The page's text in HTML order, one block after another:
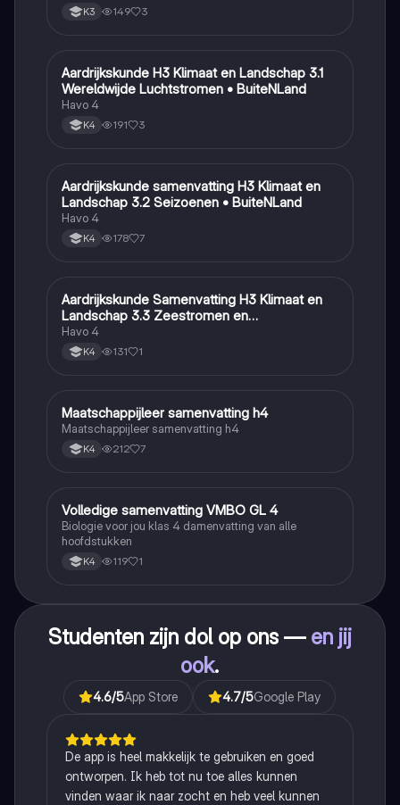
K3 149 3
Aardrijkskunde
Aardrijkskunde H3 Klimaat en Landschap 3.1
Wereldwijde Luchtstromen • BuiteNLand
Havo 4
K4 191 3
Aardrijkskunde
Aardrijkskunde samenvatting H3 Klimaat en
Landschap 3.2 Seizoenen • BuiteNLand
Havo 4
K4 178 7
Aardrijkskunde
Aardrijkskunde Samenvatting H3 Klimaat en
Landschap 3.3 Zeestromen en
Klimaatgebieden • BuiteNLand
Havo 4
K4 131 1
Maatschappijleer
Maatschappijleer samenvatting h4
Maatschappijleer samenvatting h4
K4 212 7
Biologie
Volledige samenvatting VMBO GL 4
Biologie voor jou klas 4 damenvatting van alle
hoofdstukken
K4 119 1
Studenten zijn dol op ons — en jij
ook.
4.6/5App Store 4.7/5Google Play
De app is heel makkelijk te gebruiken en goed
ontworpen. Ik heb tot nu toe alles kunnen
vinden waar ik naar zocht en heb veel kunnen